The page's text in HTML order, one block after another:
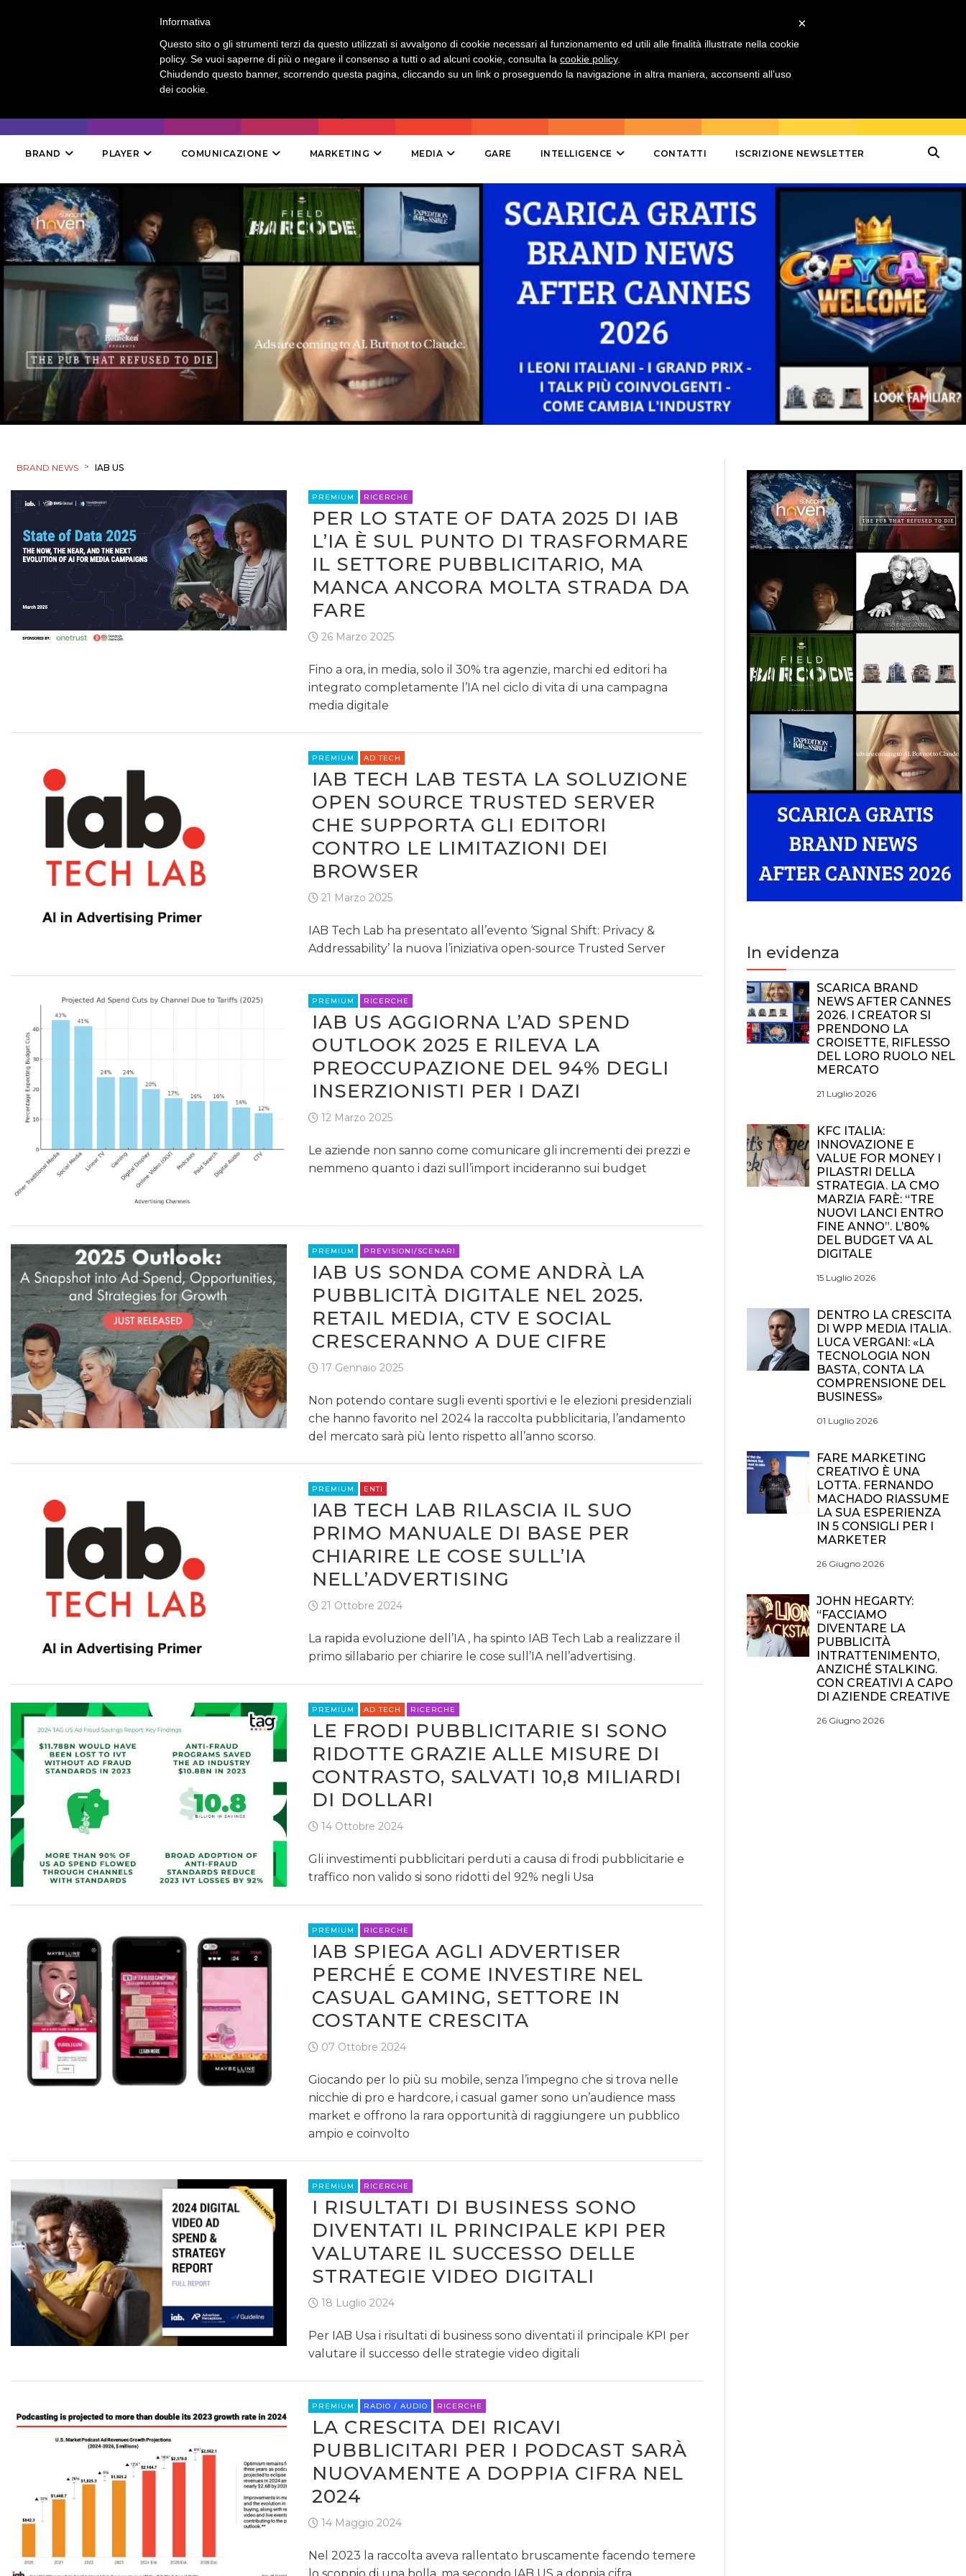
DATI
PREVISIONI/SCENARI
NORMATIVE
TREND
CASE HISTORY
OPINIONI
BRAND PLAYER COMUNICAZIONE MARKETING MEDIA GARE INTELLIGENCE CONTATTI ISCRIZIONE NEWSLETTER
BRAND NEWS > IAB US
PREMIUM RICERCHE
PER LO STATE OF DATA 2025 DI IAB
L’IA È SUL PUNTO DI TRASFORMARE
IL SETTORE PUBBLICITARIO, MA
MANCA ANCORA MOLTA STRADA DA
FARE
26 Marzo 2025
Fino a ora, in media, solo il 30% tra agenzie, marchi ed editori ha
integrato completamente l’IA nel ciclo di vita di una campagna
media digitale
PREMIUM AD TECH
IAB TECH LAB TESTA LA SOLUZIONE
OPEN SOURCE TRUSTED SERVER
CHE SUPPORTA GLI EDITORI
CONTRO LE LIMITAZIONI DEI
BROWSER
21 Marzo 2025
IAB Tech Lab ha presentato all’evento ‘Signal Shift: Privacy &
Addressability’ la nuova l’iniziativa open-source Trusted Server
PREMIUM RICERCHE
IAB US AGGIORNA L’AD SPEND
OUTLOOK 2025 E RILEVA LA
PREOCCUPAZIONE DEL 94% DEGLI
INSERZIONISTI PER I DAZI
12 Marzo 2025
Le aziende non sanno come comunicare gli incrementi dei prezzi e
nemmeno quanto i dazi sull’import incideranno sui budget
PREMIUM PREVISIONI/SCENARI
IAB US SONDA COME ANDRÀ LA
PUBBLICITÀ DIGITALE NEL 2025.
RETAIL MEDIA, CTV E SOCIAL
CRESCERANNO A DUE CIFRE
17 Gennaio 2025
Non potendo contare sugli eventi sportivi e le elezioni presidenziali
che hanno favorito nel 2024 la raccolta pubblicitaria, l’andamento
del mercato sarà più lento rispetto all’anno scorso.
PREMIUM ENTI
IAB TECH LAB RILASCIA IL SUO
PRIMO MANUALE DI BASE PER
CHIARIRE LE COSE SULL’IA
NELL’ADVERTISING
21 Ottobre 2024
La rapida evoluzione dell’IA , ha spinto IAB Tech Lab a realizzare il
primo sillabario per chiarire le cose sull’IA nell’advertising.
PREMIUM AD TECH RICERCHE
LE FRODI PUBBLICITARIE SI SONO
RIDOTTE GRAZIE ALLE MISURE DI
CONTRASTO, SALVATI 10,8 MILIARDI
DI DOLLARI
14 Ottobre 2024
Gli investimenti pubblicitari perduti a causa di frodi pubblicitarie e
traffico non valido si sono ridotti del 92% negli Usa
PREMIUM RICERCHE
IAB SPIEGA AGLI ADVERTISER
PERCHÉ E COME INVESTIRE NEL
CASUAL GAMING, SETTORE IN
COSTANTE CRESCITA
07 Ottobre 2024
Giocando per lo più su mobile, senza l’impegno che si trova nelle
nicchie di pro e hardcore, i casual gamer sono un’audience mass
market e offrono la rara opportunità di raggiungere un pubblico
ampio e coinvolto
PREMIUM RICERCHE
I RISULTATI DI BUSINESS SONO
DIVENTATI IL PRINCIPALE KPI PER
VALUTARE IL SUCCESSO DELLE
STRATEGIE VIDEO DIGITALI
18 Luglio 2024
Per IAB Usa i risultati di business sono diventati il principale KPI per
valutare il successo delle strategie video digitali
PREMIUM RADIO / AUDIO RICERCHE
LA CRESCITA DEI RICAVI
PUBBLICITARI PER I PODCAST SARÀ
NUOVAMENTE A DOPPIA CIFRA NEL
2024
14 Maggio 2024
Nel 2023 la raccolta aveva rallentato bruscamente facendo temere
In evidenza
SCARICA BRAND
NEWS AFTER CANNES
2026. I CREATOR SI
PRENDONO LA
CROISETTE, RIFLESSO
DEL LORO RUOLO NEL
MERCATO
21 Luglio 2026
KFC ITALIA:
INNOVAZIONE E
VALUE FOR MONEY I
PILASTRI DELLA
STRATEGIA. LA CMO
MARZIA FARÈ: “TRE
NUOVI LANCI ENTRO
FINE ANNO”. L’80%
DEL BUDGET VA AL
DIGITALE
15 Luglio 2026
DENTRO LA CRESCITA
DI WPP MEDIA ITALIA.
LUCA VERGANI: «LA
TECNOLOGIA NON
BASTA, CONTA LA
COMPRENSIONE DEL
BUSINESS»
01 Luglio 2026
FARE MARKETING
CREATIVO È UNA
LOTTA. FERNANDO
MACHADO RIASSUME
LA SUA ESPERIENZA
IN 5 CONSIGLI PER I
MARKETER
26 Giugno 2026
JOHN HEGARTY:
“FACCIAMO
DIVENTARE LA
PUBBLICITÀ
INTRATTENIMENTO,
ANZICHÉ STALKING.
CON CREATIVI A CAPO
DI AZIENDE CREATIVE
26 Giugno 2026
×
Informativa
Questo sito o gli strumenti terzi da questo utilizzati si avvalgono di cookie necessari al funzionamento ed utili alle finalità illustrate nella cookie
policy. Se vuoi saperne di più o negare il consenso a tutti o ad alcuni cookie, consulta la cookie policy.
Chiudendo questo banner, scorrendo questa pagina, cliccando su un link o proseguendo la navigazione in altra maniera, acconsenti all’uso
dei cookie.